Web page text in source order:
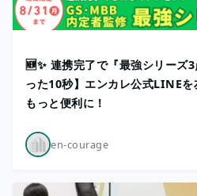
🆕✨ 連携完了で『最強シリーズ
った10秒】エンカレ公式LINE
もっと便利に！
en-courage